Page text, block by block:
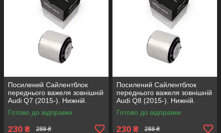
Посилений Сайлентблок
переднього важеля зовнішній
Audi Q7 (2015-). Нижній.
КОРЕЯ Acsuss! FE175192 ,
VKDS331087
Готово до відправки
230 ₴ 288 ₴
Посилений Сайлентблок
переднього важеля зовнішній
Audi Q8 (2015-). Нижній.
КОРЕЯ Acsuss! FE175192 ,
VKDS331087
Готово до відправки
230 ₴ 288 ₴